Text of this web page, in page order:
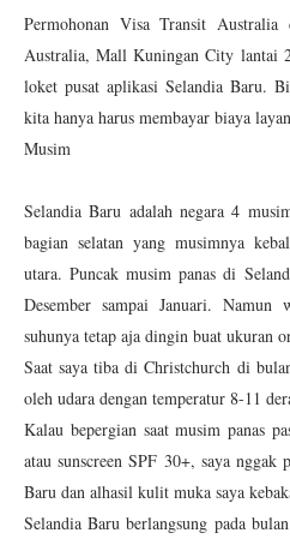
Permohonan Visa Transit
Australia, Mall Kuningan City lantai
loket pusat aplikasi Selandia Baru.
kita hanya harus membayar biaya
Musim
Selandia Baru adalah negara 4
bagian selatan yang musimnya
utara. Puncak musim panas di
Desember sampai Januari. Namun
suhunya tetap aja dingin buat ukuran
Saat saya tiba di Christchurch di
oleh udara dengan temperatur 8-11
Kalau bepergian saat musim panas
atau sunscreen SPF 30+, saya
Baru dan alhasil kulit muka saya
Selandia Baru berlangsung pada